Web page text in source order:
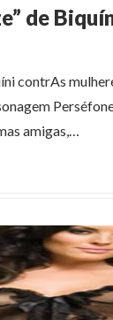
de
contrAs
amigas,…